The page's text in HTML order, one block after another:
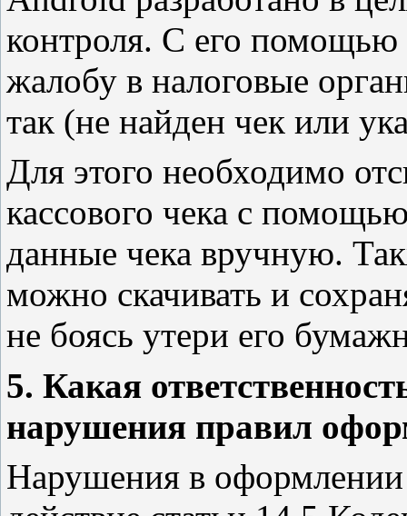
контроля. С его
жалобу в налоговые
так (не найден чек или
Для этого необходимо
кассового чека с
данные чека вручную.
можно скачивать и
не боясь утери его
5. Какая
нарушения правил
Нарушения в оформлении